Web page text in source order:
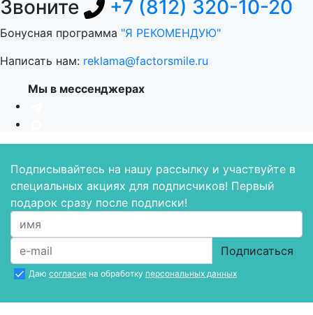
Звоните
+7 (812) 320-10-20
Бонусная программа "Я РЕКОМЕНДУЮ"
Написать нам: reklama@factorsmile.ru
Мы в мессенджерах
Подписывайтесь на нашу рассылку и участвуйте в
специальных акциях для подписчиков! Первый
подарок сразу после подписки!
Подписаться
Даю согласиена обработку персональных данных